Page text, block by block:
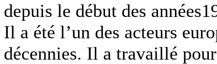
depuis le début des
Il a été l’un des acteurs
décennies. Il a travaillé